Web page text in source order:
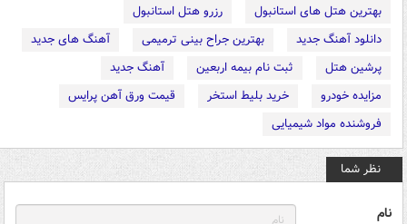
بهترین هتل های استانبول
رزرو هتل استانبول
دانلود آهنگ جدید
بهترین جراح بینی ترمیمی
آهنگ های جدید
پرشین هتل
ثبت نام بیمه اربعین
آهنگ جدید
مزایده خودرو
خرید بلیط استخر
قیمت ورق آهن پرایس
فروشنده مواد شیمیایی
نظر شما
نام